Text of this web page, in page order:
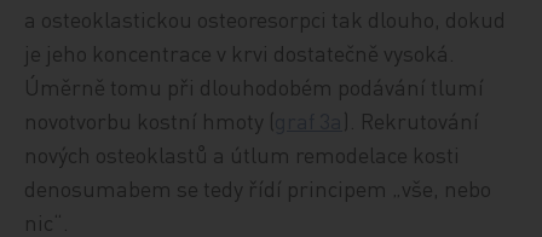
a osteoklastickou osteoresorpci tak dlouho, dokud
je jeho koncentrace v krvi dostatečně vysoká.
Úměrně tomu při dlouhodobém podávání tlumí
novotvorbu kostní hmoty (
). Rekrutování
nových osteoklastů a útlum remodelace kosti
denosumabem se tedy řídí principem „vše, nebo
nic“.